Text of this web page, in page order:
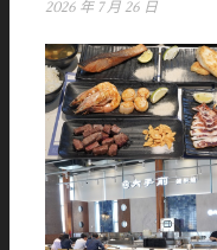
2026 年 7 月 26 日